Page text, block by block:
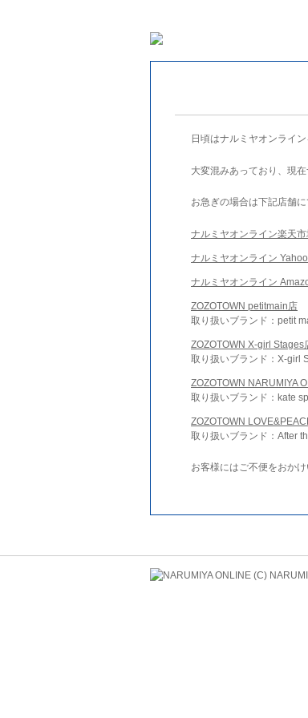
日頃はナルミヤオンライ
大変混みあっており、現
お急ぎの場合は下記店舗
ナルミヤオンライン楽天
ナルミヤオンライン
ナルミヤオンライン
ZOZOTOWN petitmain店
取り扱いブランド：petit
ZOZOTOWN X-girl Stages
取り扱いブランド：X-girl
ZOZOTOWN NARUMIYA
取り扱いブランド：kate
ZOZOTOWN
取り扱いブランド：After
お客様にはご不便をおか